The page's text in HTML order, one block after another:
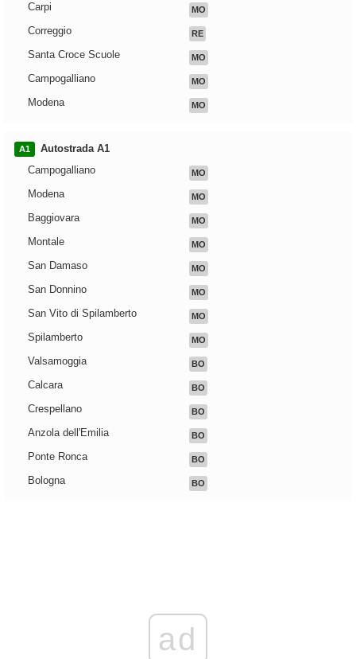
Carpi MO
Correggio RE
Santa Croce Scuole MO
Campogalliano MO
Modena MO
A1
Autostrada A1
Campogalliano
MO
Modena MO
Baggiovara MO
Montale MO
San Damaso MO
San Donnino MO
San Vito di Spilamberto MO
Spilamberto MO
Valsamoggia BO
Calcara BO
Crespellano BO
Anzola dell'Emilia BO
Ponte Ronca BO
Bologna BO
ad